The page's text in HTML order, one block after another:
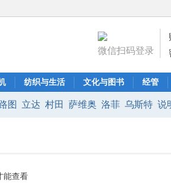
微信扫码登录
纺织与生活 文化与图书 经管
图 立达 村田 萨维奥 洛菲 乌斯特 说
能查看